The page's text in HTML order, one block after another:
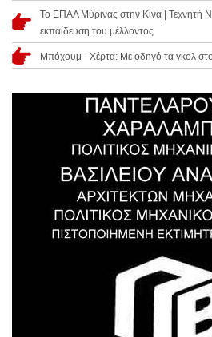
Το ΕΠΑΛ Μύρινας στην Κίνα | Τεχνητή
εκπαίδευση του μέλλοντος
Μπόχουμ - Χέρτα: Με οδηγό τα γκολ